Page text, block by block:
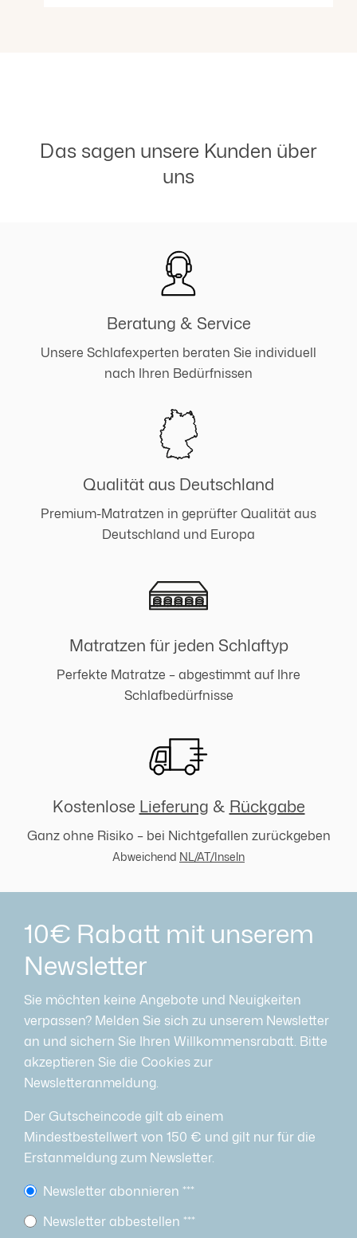
Das sagen unsere Kunden über
uns
Beratung & Service
Unsere Schlafexperten beraten Sie individuell
nach Ihren Bedürfnissen
Qualität aus Deutschland
Premium-Matratzen in geprüfter Qualität aus
Deutschland und Europa
Matratzen für jeden Schlaftyp
Perfekte Matratze – abgestimmt auf Ihre
Schlafbedürfnisse
Kostenlose Lieferung & Rückgabe
Ganz ohne Risiko – bei Nichtgefallen zurückgeben
Abweichend NL/AT/Inseln
10€ Rabatt mit unserem
Newsletter
Sie möchten keine Angebote und Neuigkeiten
verpassen? Melden Sie sich zu unserem Newsletter
an und sichern Sie Ihren Willkommensrabatt. Bitte
akzeptieren Sie die Cookies zur
Newsletteranmeldung.
Der Gutscheincode gilt ab einem
Mindestbestellwert von 150 € und gilt nur für die
Erstanmeldung zum Newsletter.
Newsletter abonnieren ***
Newsletter abbestellen ***